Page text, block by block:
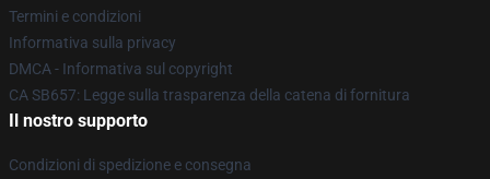
Termini e condizioni
Informativa sulla privacy
DMCA - Informativa sul copyright
CA SB657: Legge sulla trasparenza della catena di fornitura
Il nostro supporto
Condizioni di spedizione e consegna